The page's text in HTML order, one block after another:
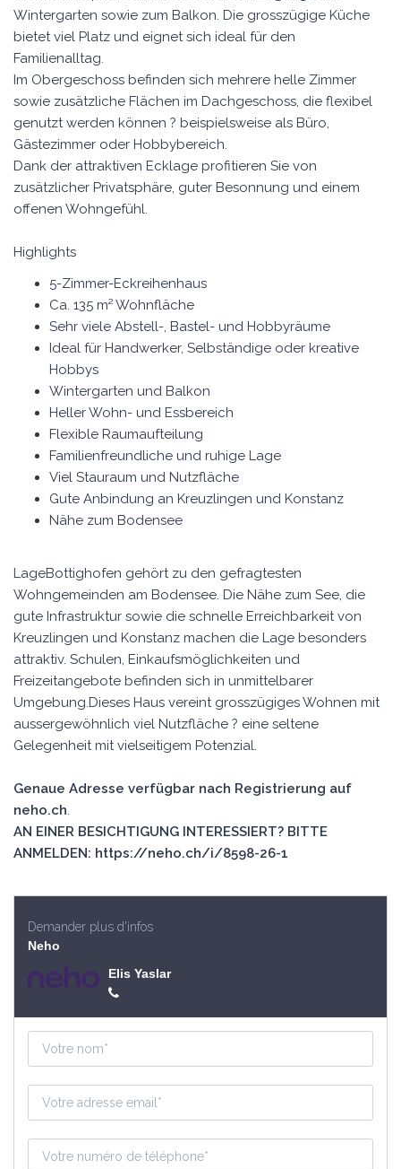
Wintergarten sowie zum Balkon. Die grosszügige Küche
bietet viel Platz und eignet sich ideal für den
Familienalltag.
Im Obergeschoss befinden sich mehrere helle Zimmer
sowie zusätzliche Flächen im Dachgeschoss, die flexibel
genutzt werden können ? beispielsweise als Büro,
Gästezimmer oder Hobbybereich.
Dank der attraktiven Ecklage profitieren Sie von
zusätzlicher Privatsphäre, guter Besonnung und einem
offenen Wohngefühl.
Highlights
5-Zimmer-Eckreihenhaus
Ca. 135 m² Wohnfläche
Sehr viele Abstell-, Bastel- und Hobbyräume
Ideal für Handwerker, Selbständige oder kreative
Hobbys
Wintergarten und Balkon
Heller Wohn- und Essbereich
Flexible Raumaufteilung
Familienfreundliche und ruhige Lage
Viel Stauraum und Nutzfläche
Gute Anbindung an Kreuzlingen und Konstanz
Nähe zum Bodensee
LageBottighofen gehört zu den gefragtesten
Wohngemeinden am Bodensee. Die Nähe zum See, die
gute Infrastruktur sowie die schnelle Erreichbarkeit von
Kreuzlingen und Konstanz machen die Lage besonders
attraktiv. Schulen, Einkaufsmöglichkeiten und
Freizeitangebote befinden sich in unmittelbarer
Umgebung.Dieses Haus vereint grosszügiges Wohnen mit
aussergewöhnlich viel Nutzfläche ? eine seltene
Gelegenheit mit vielseitigem Potenzial.
Genaue Adresse verfügbar nach Registrierung auf
neho.ch.
AN EINER BESICHTIGUNG INTERESSIERT? BITTE
ANMELDEN: https://neho.ch/i/8598-26-1
Demander plus d'infos
Neho
Elis Yaslar